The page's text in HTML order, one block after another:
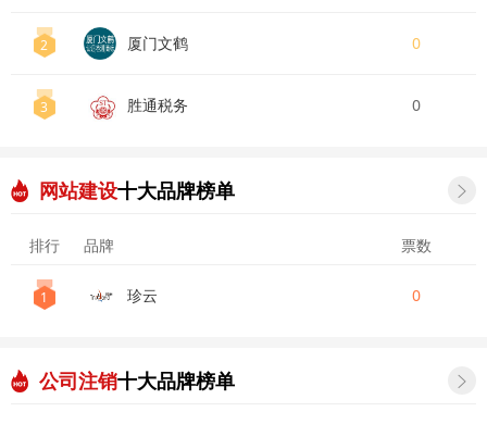
2 厦门文鹤 0
3 胜通税务 0
网站建设十大品牌榜单 
排行 品牌 票数
1 珍云 0
公司注销十大品牌榜单 